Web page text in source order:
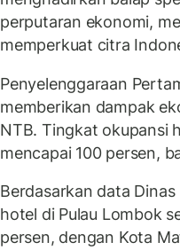
perputaran ekonomi,
memperkuat citra
Penyelenggaraan
memberikan dampak
NTB. Tingkat okupansi
mencapai 100 persen,
Berdasarkan data
hotel di Pulau Lombok
persen, dengan Kota